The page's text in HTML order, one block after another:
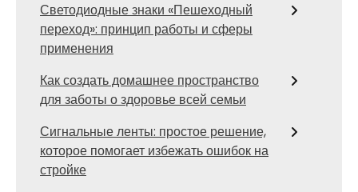
Светодиодные знаки «Пешеходный
переход»: принцип работы и сферы
применения
Как создать домашнее пространство
для заботы о здоровье всей семьи
Сигнальные ленты: простое решение,
которое помогает избежать ошибок на
стройке